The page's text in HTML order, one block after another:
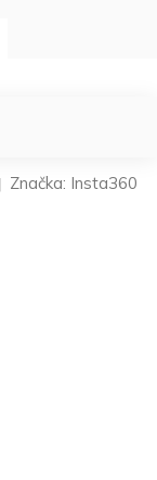
Značka: Insta360